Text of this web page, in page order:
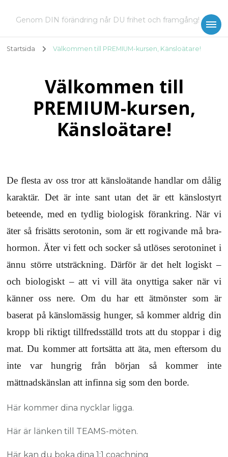
Genom DIN förändring når DU frihet och framgång!
Startsida Välkommen till PREMIUM-kursen, Känsloätare!
Välkommen till
PREMIUM-kursen,
Känsloätare!
De flesta av oss tror att känsloätande handlar om dålig
karaktär. Det är inte sant utan det är ett känslostyrt
beteende, med en tydlig biologisk förankring. När vi
äter så frisätts serotonin, som är ett rogivande må bra-
hormon. Äter vi fett och socker så utlöses serotoninet i
ännu större utsträckning. Därför är det helt logiskt –
och biologiskt – att vi vill äta onyttiga saker när vi
känner oss nere. Om du har ett ätmönster som är
baserat på känslomässig hunger, så kommer aldrig din
kropp bli riktigt tillfredsställd trots att du stoppar i dig
mat. Du kommer att fortsätta att äta, men eftersom du
inte var hungrig från början så kommer inte
mättnadskänslan att infinna sig som den borde.
Här kommer dina nycklar ligga.
Här är länken till TEAMS-möten.
Här kan du boka dina 1:1 coachning